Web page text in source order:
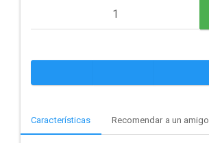
Características Recomendar a un amigo